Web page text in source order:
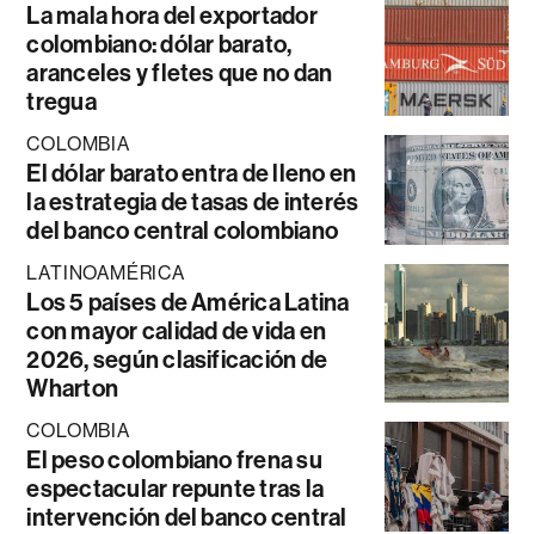
La mala hora del exportador
colombiano: dólar barato,
aranceles y fletes que no dan
tregua
COLOMBIA
El dólar barato entra de lleno en
la estrategia de tasas de interés
del banco central colombiano
LATINOAMÉRICA
Los 5 países de América Latina
con mayor calidad de vida en
2026, según clasificación de
Wharton
COLOMBIA
El peso colombiano frena su
espectacular repunte tras la
intervención del banco central